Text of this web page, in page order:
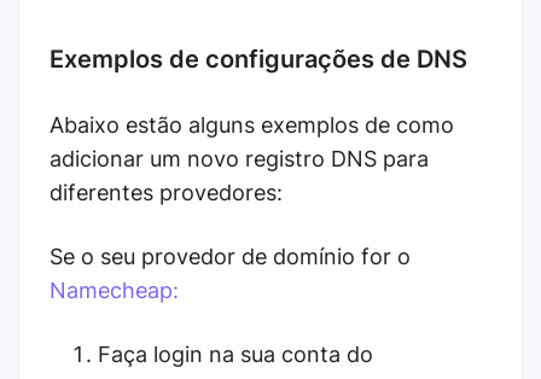
Exemplos de configurações de DNS
Abaixo estão alguns exemplos de como
adicionar um novo registro DNS para
diferentes provedores:
Se o seu provedor de domínio for o
Namecheap:
Faça login na sua conta do